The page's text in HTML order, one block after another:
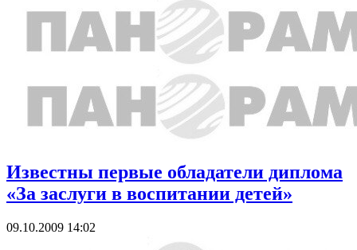
Известны первые обладатели диплома
«За заслуги в воспитании детей»
09.10.2009 14:02